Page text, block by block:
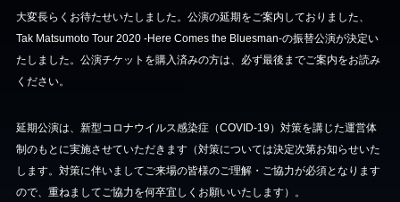
大変長らくお待たせいたしました。公演の延期をご案内しておりました、
Tak Matsumoto Tour 2020 -Here Comes the Bluesman-の振替公演が決定い
たしました。公演チケットを購入済みの方は、必ず最後までご案内をお読み
ください。
延期公演は、新型コロナウイルス感染症（COVID-19）対策を講じた運営体
制のもとに実施させていただきます（対策については決定次第お知らせいた
します。対策に伴いましてご来場の皆様のご理解・ご協力が必須となります
ので、重ねましてご協力を何卒宜しくお願いいたします）。